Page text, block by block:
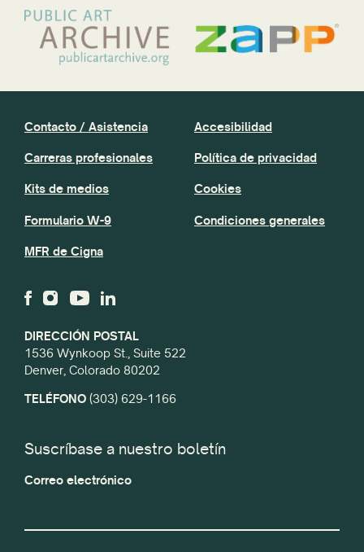
DIRECCIÓN POSTAL
1536 Wynkoop St., Suite 522
Denver, Colorado 80202
TELÉFONO (303) 629-1166
Contacto / Asistencia
Carreras profesionales
Kits de medios
Formulario W-9
MFR de Cigna
Accesibilidad
Política de privacidad
Cookies
Condiciones generales
Suscríbase a nuestro boletín
Correo electrónico